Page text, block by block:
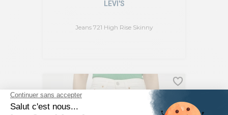
Jeans 721 High Rise Skinny
LEVI'S